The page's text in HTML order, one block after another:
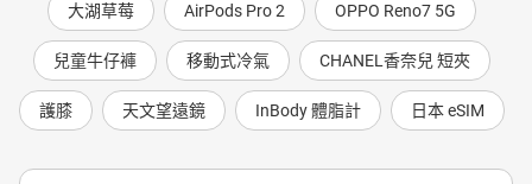
大湖草莓 AirPods Pro 2 OPPO Reno7 5G
兒童牛仔褲 移動式冷氣 CHANEL香奈兒 短夾
護膝 天文望遠鏡 InBody 體脂計 日本 eSIM